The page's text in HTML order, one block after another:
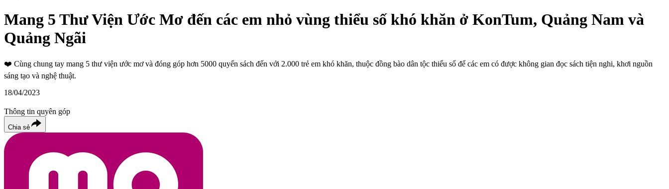
Mang 5 Thư Viện Ước Mơ đến các em nhỏ vùng thiểu số khó khăn ở KonTum, Quảng Nam và
Quảng Ngãi
❤️ Cùng chung tay mang 5 thư viện ước mơ và đóng góp hơn 5000 quyển sách đến với 2.000 trẻ em khó khăn, thuộc đồng bào dân tộc thiểu số để các em có được không gian đọc sách tiện nghi, khơi nguồn
sáng tạo và nghệ thuật.
18/04/2023
Thông tin quyên góp
Chia sẻ